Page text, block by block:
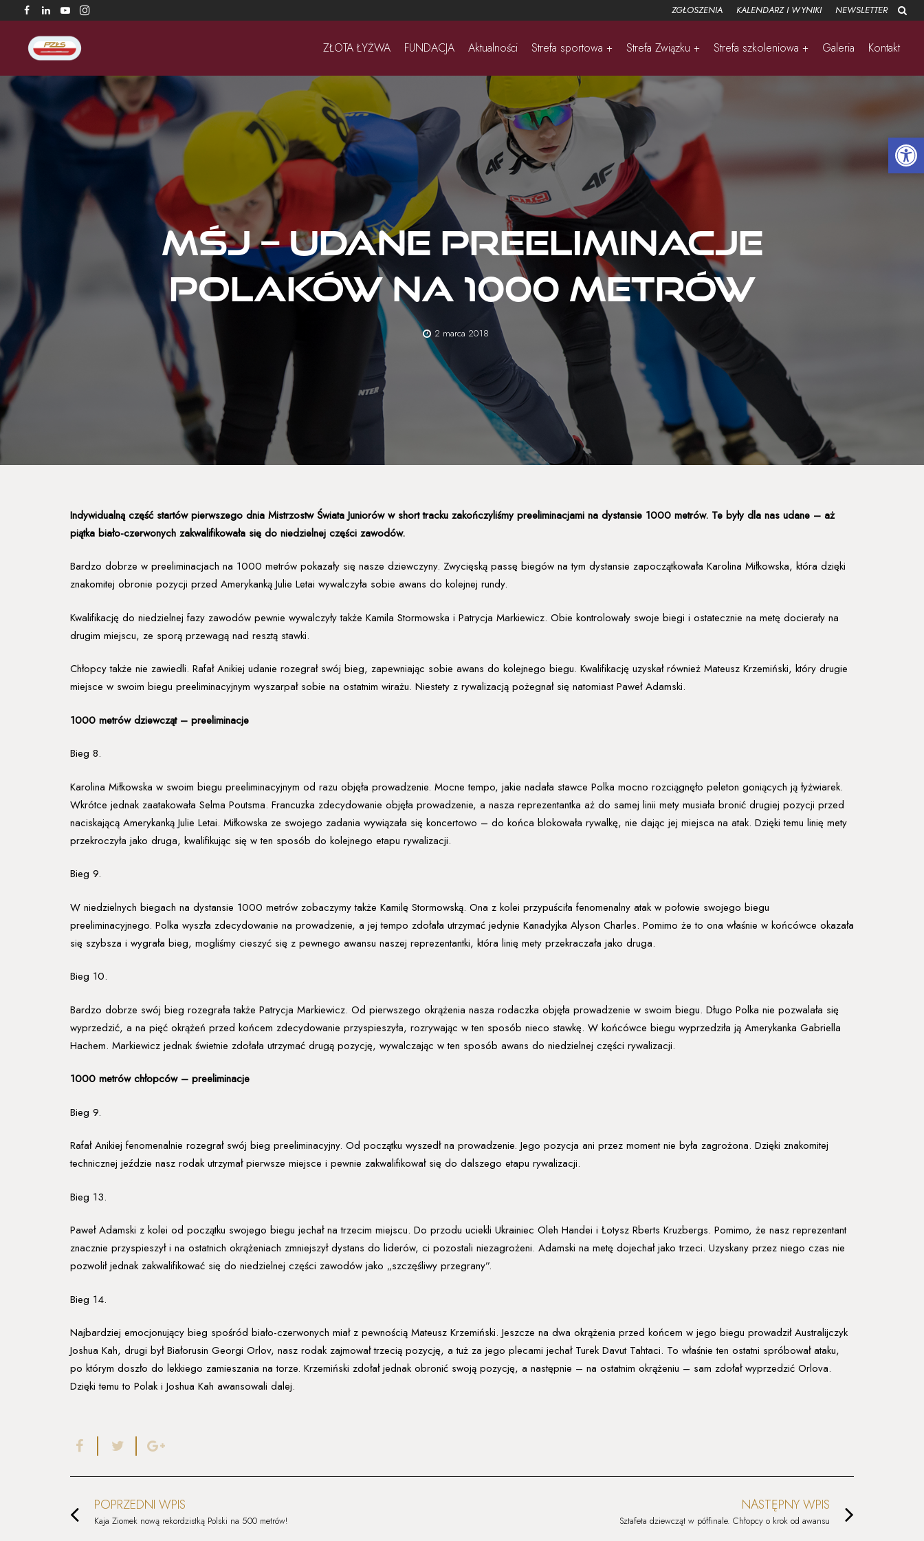
ZGŁOSZENIA KALENDARZ I WYNIKI NEWSLETTER
ZŁOTA ŁYŻWA FUNDACJA Aktualności Strefa sportowa + Strefa Związku + Strefa szkoleniowa + Galeria Kontakt
MŚJ – udane preeliminacje
Polaków na 1000 metrów
2 marca 2018
Indywidualną część startów pierwszego dnia Mistrzostw Świata Juniorów w short tracku zakończyliśmy preeliminacjami na dystansie 1000 metrów. Te były dla nas udane – aż
piątka biało-czerwonych zakwalifikowała się do niedzielnej części zawodów.
Bardzo dobrze w preeliminacjach na 1000 metrów pokazały się nasze dziewczyny. Zwycięską passę biegów na tym dystansie zapoczątkowała Karolina Miłkowska, która dzięki
znakomitej obronie pozycji przed Amerykanką Julie Letai wywalczyła sobie awans do kolejnej rundy.
Kwalifikację do niedzielnej fazy zawodów pewnie wywalczyły także Kamila Stormowska i Patrycja Markiewicz. Obie kontrolowały swoje biegi i ostatecznie na metę docierały na
drugim miejscu, ze sporą przewagą nad resztą stawki.
Chłopcy także nie zawiedli. Rafał Anikiej udanie rozegrał swój bieg, zapewniając sobie awans do kolejnego biegu. Kwalifikację uzyskał również Mateusz Krzemiński, który drugie
miejsce w swoim biegu preeliminacyjnym wyszarpał sobie na ostatnim wirażu. Niestety z rywalizacją pożegnał się natomiast Paweł Adamski.
1000 metrów dziewcząt – preeliminacje
Bieg 8.
Karolina Miłkowska w swoim biegu preeliminacyjnym od razu objęła prowadzenie. Mocne tempo, jakie nadała stawce Polka mocno rozciągnęło peleton goniących ją łyżwiarek.
Wkrótce jednak zaatakowała Selma Poutsma. Francuzka zdecydowanie objęła prowadzenie, a nasza reprezentantka aż do samej linii mety musiała bronić drugiej pozycji przed
naciskającą Amerykanką Julie Letai. Miłkowska ze swojego zadania wywiązała się koncertowo – do końca blokowała rywalkę, nie dając jej miejsca na atak. Dzięki temu linię mety
przekroczyła jako druga, kwalifikując się w ten sposób do kolejnego etapu rywalizacji.
Bieg 9.
W niedzielnych biegach na dystansie 1000 metrów zobaczymy także Kamilę Stormowską. Ona z kolei przypuściła fenomenalny atak w połowie swojego biegu
preeliminacyjnego. Polka wyszła zdecydowanie na prowadzenie, a jej tempo zdołała utrzymać jedynie Kanadyjka Alyson Charles. Pomimo że to ona właśnie w końcówce okazała
się szybsza i wygrała bieg, mogliśmy cieszyć się z pewnego awansu naszej reprezentantki, która linię mety przekraczała jako druga.
Bieg 10.
Bardzo dobrze swój bieg rozegrała także Patrycja Markiewicz. Od pierwszego okrążenia nasza rodaczka objęła prowadzenie w swoim biegu. Długo Polka nie pozwalała się
wyprzedzić, a na pięć okrążeń przed końcem zdecydowanie przyspieszyła, rozrywając w ten sposób nieco stawkę. W końcówce biegu wyprzedziła ją Amerykanka Gabriella
Hachem. Markiewicz jednak świetnie zdołała utrzymać drugą pozycję, wywalczając w ten sposób awans do niedzielnej części rywalizacji.
1000 metrów chłopców – preeliminacje
Bieg 9.
Rafał Anikiej fenomenalnie rozegrał swój bieg preeliminacyjny. Od początku wyszedł na prowadzenie. Jego pozycja ani przez moment nie była zagrożona. Dzięki znakomitej
technicznej jeździe nasz rodak utrzymał pierwsze miejsce i pewnie zakwalifikował się do dalszego etapu rywalizacji.
Bieg 13.
Paweł Adamski z kolei od początku swojego biegu jechał na trzecim miejscu. Do przodu uciekli Ukrainiec Oleh Handei i Łotysz Rberts Kruzbergs. Pomimo, że nasz reprezentant
znacznie przyspieszył i na ostatnich okrążeniach zmniejszył dystans do liderów, ci pozostali niezagrożeni. Adamski na metę dojechał jako trzeci. Uzyskany przez niego czas nie
pozwolił jednak zakwalifikować się do niedzielnej części zawodów jako „szczęśliwy przegrany”.
Bieg 14.
Najbardziej emocjonujący bieg spośród biało-czerwonych miał z pewnością Mateusz Krzemiński. Jeszcze na dwa okrążenia przed końcem w jego biegu prowadził Australijczyk
Joshua Kah, drugi był Białorusin Georgi Orlov, nasz rodak zajmował trzecią pozycję, a tuż za jego plecami jechał Turek Davut Tahtaci. To właśnie ten ostatni spróbował ataku,
po którym doszło do lekkiego zamieszania na torze. Krzemiński zdołał jednak obronić swoją pozycję, a następnie – na ostatnim okrążeniu – sam zdołał wyprzedzić Orlova.
Dzięki temu to Polak i Joshua Kah awansowali dalej.
POPRZEDNI WPIS
Kaja Ziomek nową rekordzistką Polski na 500 metrów!
NASTĘPNY WPIS
Sztafeta dziewcząt w półfinale. Chłopcy o krok od awansu